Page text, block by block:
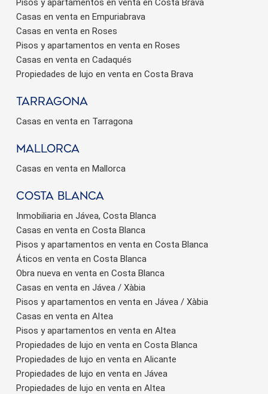
Pisos y apartamentos en venta en Costa Brava
Casas en venta en Empuriabrava
Casas en venta en Roses
Pisos y apartamentos en venta en Roses
Casas en venta en Cadaqués
Propiedades de lujo en venta en Costa Brava
Tarragona
Casas en venta en Tarragona
Mallorca
Casas en venta en Mallorca
Costa Blanca
Inmobiliaria en Jávea, Costa Blanca
Casas en venta en Costa Blanca
Pisos y apartamentos en venta en Costa Blanca
Áticos en venta en Costa Blanca
Obra nueva en venta en Costa Blanca
Casas en venta en Jávea / Xàbia
Pisos y apartamentos en venta en Jávea / Xàbia
Casas en venta en Altea
Pisos y apartamentos en venta en Altea
Propiedades de lujo en venta en Costa Blanca
Propiedades de lujo en venta en Alicante
Propiedades de lujo en venta en Jávea
Propiedades de lujo en venta en Altea